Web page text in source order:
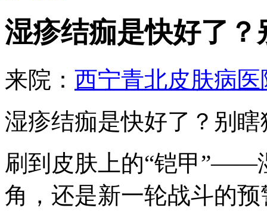
湿疹结痂是快好了
来院： 西宁青北皮肤病医
湿疹结痂是快好了？别
刷到皮肤上的“铠甲”——
角，还是新一轮战斗的